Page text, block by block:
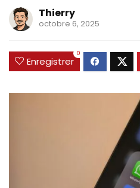
Thierry
octobre 6, 2025
Enregistrer
0